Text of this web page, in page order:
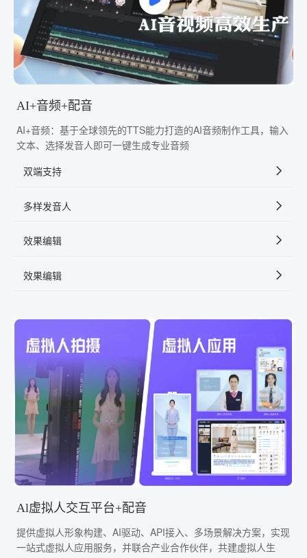
AI+音频+配音
AI+音频：基于全球领先的TTS能力打造的AI音频制作工具，输入
文本、选择发音人即可一键生成专业音频
双端支持
多样发音人
效果编辑
效果编辑
Al虚拟人交互平台+配音
提供虚拟人形象构建、AI驱动、API接入、多场景解决方案，实现
一站式虚拟人应用服务，并联合产业合作伙伴，共建虚拟人生